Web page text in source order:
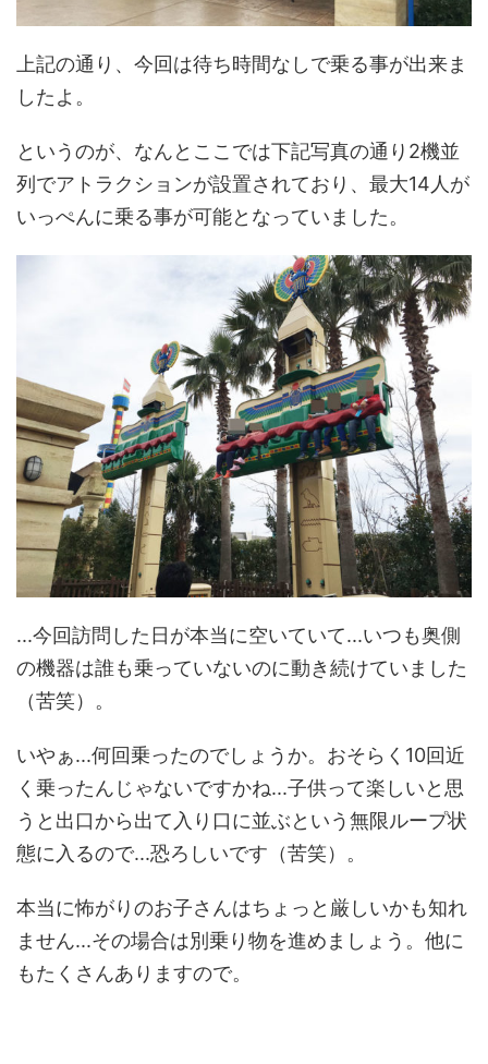
上記の通り、今回は待ち時間なしで乗る事が出来ま
したよ。
というのが、なんとここでは下記写真の通り2機並
列でアトラクションが設置されており、最大14人が
いっぺんに乗る事が可能となっていました。
...今回訪問した日が本当に空いていて...いつも奥側
の機器は誰も乗っていないのに動き続けていました
（苦笑）。
いやぁ...何回乗ったのでしょうか。おそらく10回近
く乗ったんじゃないですかね...子供って楽しいと思
うと出口から出て入り口に並ぶという無限ループ状
態に入るので...恐ろしいです（苦笑）。
本当に怖がりのお子さんはちょっと厳しいかも知れ
ません...その場合は別乗り物を進めましょう。他に
もたくさんありますので。